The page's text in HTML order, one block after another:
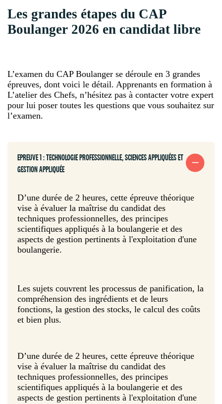
Les grandes étapes du CAP
Boulanger 2026 en candidat libre
L’examen du CAP Boulanger se déroule en 3 grandes
épreuves, dont voici le détail. Apprenants en formation à
L’atelier des Chefs, n’hésitez pas à contacter votre expert
pour lui poser toutes les questions que vous souhaitez sur
l’examen.
EPREUVE 1 : TECHNOLOGIE PROFESSIONNELLE, SCIENCES APPLIQUÉES ET
GESTION APPLIQUÉE
D’une durée de 2 heures, cette épreuve théorique
vise à évaluer la maîtrise du candidat des
techniques professionnelles, des principes
scientifiques appliqués à la boulangerie et des
aspects de gestion pertinents à l'exploitation d'une
boulangerie.
Les sujets couvrent les processus de panification, la
compréhension des ingrédients et de leurs
fonctions, la gestion des stocks, le calcul des coûts
et bien plus.
D’une durée de 2 heures, cette épreuve théorique
vise à évaluer la maîtrise du candidat des
techniques professionnelles, des principes
scientifiques appliqués à la boulangerie et des
aspects de gestion pertinents à l'exploitation d'une